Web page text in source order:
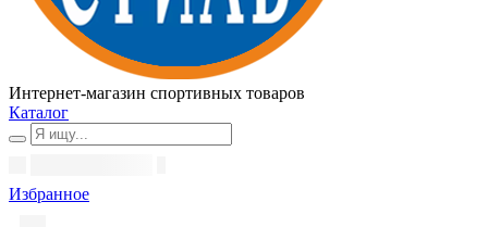
Интернет-магазин спортивных товаров
Каталог
Избранное